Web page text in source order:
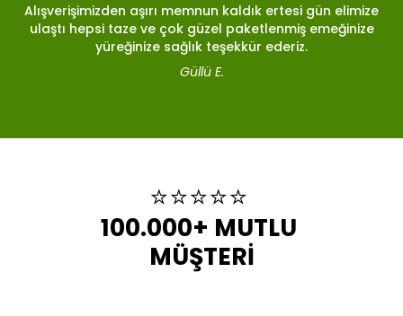
Alışverişimizden aşırı memnun kaldık ertesi gün elimize
ulaştı hepsi taze ve çok güzel paketlenmiş emeğinize
yüreğinize sağlık teşekkür ederiz.
Güllü E.
⭐️⭐️⭐️⭐️⭐️
100.000+ MUTLU
MÜŞTERİ